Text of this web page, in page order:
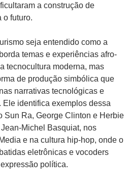
a construção de
o futuro.
seja entendido como a
temas e experiências afro-
tecnocultura moderna, mas
de produção simbólica que
narrativas tecnológicas e
identifica exemplos dessa
Sun Ra, George Clinton e Herbie
Michel Basquiat, nos
e na cultura hip-hop, onde o
eletrônicas e vocoders
política.